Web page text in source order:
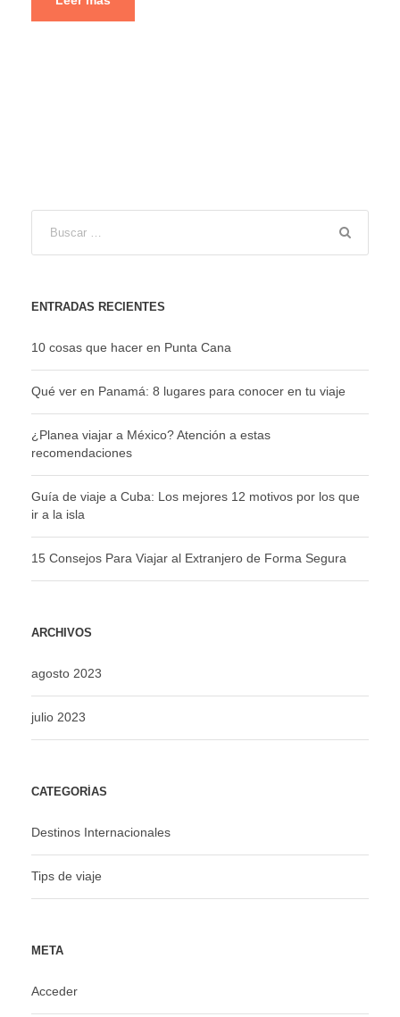
ENTRADAS RECIENTES
10 cosas que hacer en Punta Cana
Qué ver en Panamá: 8 lugares para conocer en tu viaje
¿Planea viajar a México? Atención a estas
recomendaciones
Guía de viaje a Cuba: Los mejores 12 motivos por los que
ir a la isla
15 Consejos Para Viajar al Extranjero de Forma Segura
ARCHIVOS
agosto 2023
julio 2023
CATEGORÍAS
Destinos Internacionales
Tips de viaje
META
Acceder